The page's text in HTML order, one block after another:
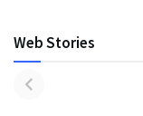
Web Stories